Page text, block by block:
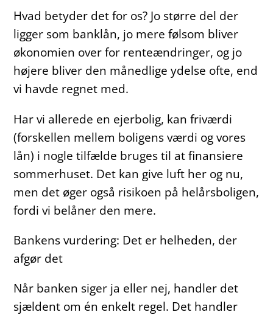
Hvad betyder det for os? Jo større del der
ligger som banklån, jo mere følsom bliver
økonomien over for renteændringer, og jo
højere bliver den månedlige ydelse ofte, end
vi havde regnet med.
Har vi allerede en ejerbolig, kan friværdi
(forskellen mellem boligens værdi og vores
lån) i nogle tilfælde bruges til at finansiere
sommerhuset. Det kan give luft her og nu,
men det øger også risikoen på helårsboligen,
fordi vi belåner den mere.
Bankens vurdering: Det er helheden, der
afgør det
Når banken siger ja eller nej, handler det
sjældent om én enkelt regel. Det handler